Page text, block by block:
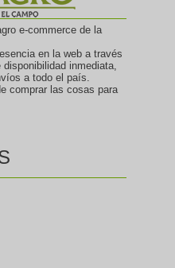
e-commerce de la
en la web a través
inmediata,
a todo el país.
comprar las cosas para